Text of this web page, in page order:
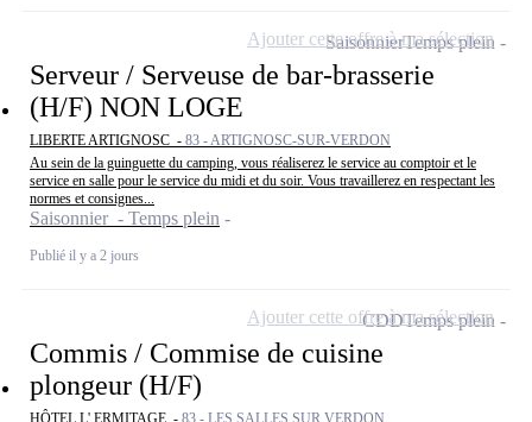
Serveur / Serveuse de bar-brasserie
(H/F) NON LOGE
LIBERTE ARTIGNOSC - 83 - ARTIGNOSC-SUR-VERDON
Au sein de la guinguette du camping, vous réaliserez le service au comptoir et le
service en salle pour le service du midi et du soir. Vous travaillerez en respectant les
normes et consignes...
Saisonnier - Temps plein
Publié il y a 2 jours
SaisonnierTemps plein
Ajouter cette offre à ma sélection
Commis / Commise de cuisine
plongeur (H/F)
HÔTEL L' ERMITAGE - 83 - LES SALLES SUR VERDON
CDDTemps plein
Ajouter cette offre à ma sélection